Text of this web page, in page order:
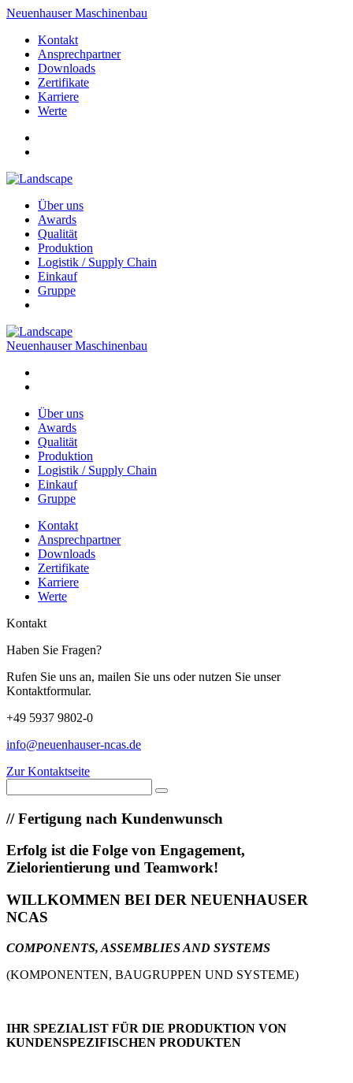
Neuenhauser Maschinenbau
Kontakt
Ansprechpartner
Downloads
Zertifikate
Karriere
Werte
Über uns
Awards
Qualität
Produktion
Logistik / Supply Chain
Einkauf
Gruppe
Neuenhauser Maschinenbau
Über uns
Awards
Qualität
Produktion
Logistik / Supply Chain
Einkauf
Gruppe
Kontakt
Ansprechpartner
Downloads
Zertifikate
Karriere
Werte
Kontakt
Haben Sie Fragen?
Rufen Sie uns an, mailen Sie uns oder nutzen Sie unser
Kontaktformular.
+49 5937 9802-0
info@neuenhauser-ncas.de
Zur Kontaktseite
//Fertigung nach Kundenwunsch
Erfolg ist die Folge von Engagement,
Zielorientierung und Teamwork!
WILLKOMMEN BEI DER NEUENHAUSER
NCAS
COMPONENTS, ASSEMBLIES AND SYSTEMS
(KOMPONENTEN, BAUGRUPPEN UND SYSTEME)
IHR SPEZIALIST FÜR DIE PRODUKTION VON
KUNDENSPEZIFISCHEN PRODUKTEN